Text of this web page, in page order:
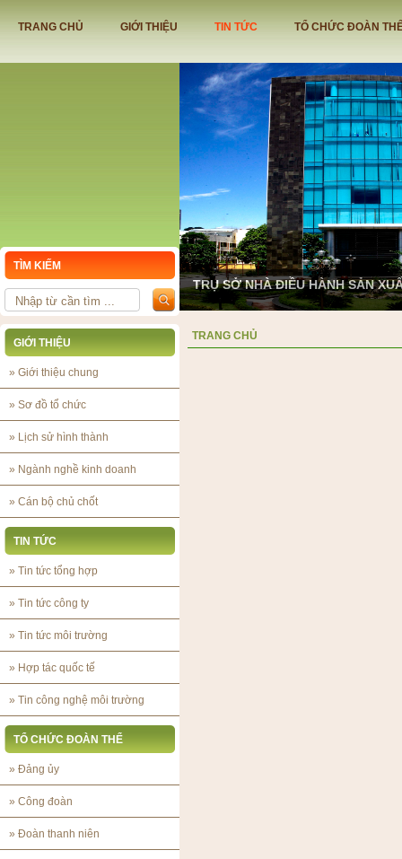
TRANG CHỦ GIỚI THIỆU TIN TỨC TỔ CHỨC ĐOÀN
TRỤ SỞ NHÀ ĐIỀU HÀNH SẢN
TÌM KIẾM
GIỚI THIỆU
» Giới thiệu chung
» Sơ đồ tổ chức
» Lịch sử hình thành
» Ngành nghề kinh doanh
» Cán bộ chủ chốt
TIN TỨC
» Tin tức tổng hợp
» Tin tức công ty
» Tin tức môi trường
» Hợp tác quốc tế
» Tin công nghệ môi trường
TỔ CHỨC ĐOÀN THỂ
» Đảng ủy
» Công đoàn
» Đoàn thanh niên
TRANG CHỦ